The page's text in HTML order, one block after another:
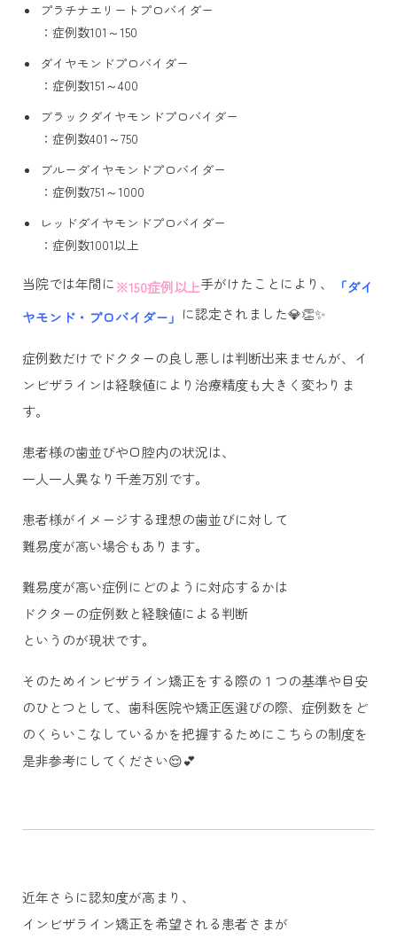
プラチナエリートプロバイダー
：症例数101～150
ダイヤモンドプロバイダー
：症例数151～400
ブラックダイヤモンドプロバイダー
：症例数401～750
ブルーダイヤモンドプロバイダー
：症例数751～1000
レッドダイヤモンドプロバイダー
：症例数1001以上
当院では年間に※150症例以上手がけたことにより、
「ダイ
ヤモンド・プロバイダー」 に認定されました💎👏✨
症例数だけでドクターの良し悪しは判断出来ませんが、イ
ンビザラインは経験値により治療精度も大きく変わりま
す。
患者様の歯並びや口腔内の状況は、
一人一人異なり千差万別です。
患者様がイメージする理想の歯並びに対して
難易度が高い場合もあります。
難易度が高い症例にどのように対応するかは
ドクターの症例数と経験値による判断
というのが現状です。
そのためインビザライン矯正をする際の１つの基準や目安
のひとつとして、歯科医院や矯正医選びの際、症例数をど
のくらいこなしているかを把握するためにこちらの制度を
是非参考にしてください😌💕
近年さらに認知度が高まり、
インビザライン矯正を希望される患者さまが